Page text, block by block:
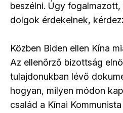
beszélni. Úgy
dolgok érdekelnek,
Közben Biden ellen Kína
Az ellenőrző bizottság
tulajdonukban lévő
hogyan, milyen módon
család a Kínai